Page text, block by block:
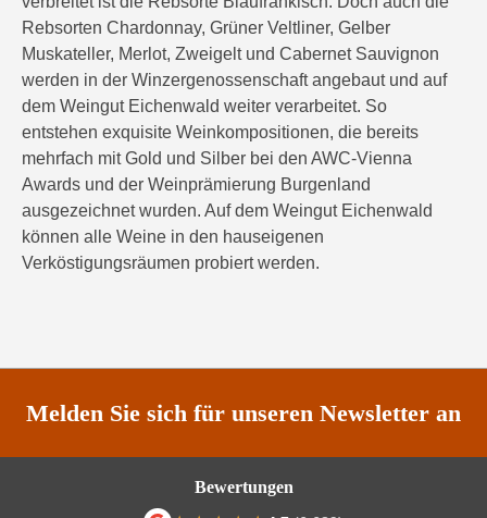
Rebsorten Chardonnay, Grüner Veltliner, Gelber
Muskateller, Merlot, Zweigelt und Cabernet Sauvignon
werden in der Winzergenossenschaft angebaut und auf
dem Weingut Eichenwald weiter verarbeitet. So
entstehen exquisite Weinkompositionen, die bereits
mehrfach mit Gold und Silber bei den AWC-Vienna
Awards und der Weinprämierung Burgenland
ausgezeichnet wurden. Auf dem Weingut Eichenwald
können alle Weine in den hauseigenen
Verköstigungsräumen probiert werden.
Melden Sie sich für unseren Newsletter an
Bewertungen